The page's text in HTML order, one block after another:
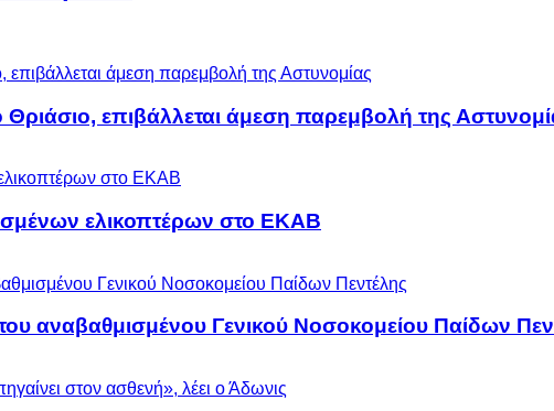
Θριάσιο, επιβάλλεται άμεση παρεμβολή της
ελικοπτέρων στο ΕΚΑΒ
αναβαθμισμένου Γενικού Νοσοκομείου Παίδων